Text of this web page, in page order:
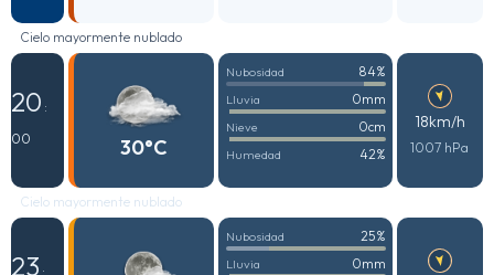
Cielo mayormente nublado
20 :
00
30°C
Nubosidad 84%
Lluvia 0mm
Nieve 0cm
Humedad 42%
18km/h
1007 hPa
Cielo mayormente nublado
23 :
Nubosidad 25%
Lluvia 0mm